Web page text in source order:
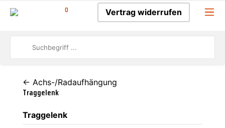
0 Vertrag widerrufen
← Achs-/Radaufhängung
Traggelenk
Traggelenk